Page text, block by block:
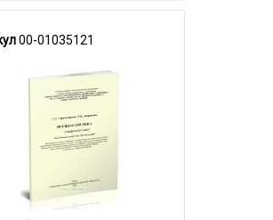
00-01035121